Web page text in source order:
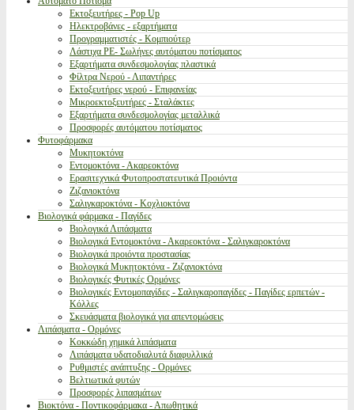
Εκτοξευτήρες - Pop Up
Ηλεκτροβάνες - εξαρτήματα
Προγραμματιστές - Κομπιούτερ
Λάστιχα PE- Σωλήνες αυτόματου ποτίσματος
Εξαρτήματα συνδεσμολογίας πλαστικά
Φίλτρα Νερού - Λιπαντήρες
Εκτοξευτήρες νερού - Επιφανείας
Μικροεκτοξευτήρες - Σταλάκτες
Εξαρτήματα συνδεσμολογίας μεταλλικά
Προσφορές αυτόματου ποτίσματος
Φυτοφάρμακα
Μυκητοκτόνα
Εντομοκτόνα - Ακαρεοκτόνα
Ερασιτεχνικά Φυτοπροστατευτικά Προιόντα
Ζιζανιοκτόνα
Σαλιγκαροκτόνα - Κοχλιοκτόνα
Βιολογικά φάρμακα - Παγίδες
Βιολογικά Λιπάσματα
Βιολογικά Εντομοκτόνα - Ακαρεοκτόνα - Σαλιγκαροκτόνα
Βιολογικά προιόντα προστασίας
Βιολογικά Μυκητοκτόνα - Ζιζανιοκτόνα
Βιολογικές Φυτικές Ορμόνες
Βιολογικές Εντομοπαγίδες - Σαλιγκαροπαγίδες - Παγίδες ερπετών -
Κόλλες
Σκευάσματα βιολογικά για απεντομώσεις
Λιπάσματα - Ορμόνες
Κοκκώδη χημικά λιπάσματα
Λιπάσματα υδατοδιαλυτά διαφυλλικά
Ρυθμιστές ανάπτυξης - Ορμόνες
Βελτιωτικά φυτών
Προσφορές λιπασμάτων
Βιοκτόνα - Ποντικοφάρμακα - Απωθητικά